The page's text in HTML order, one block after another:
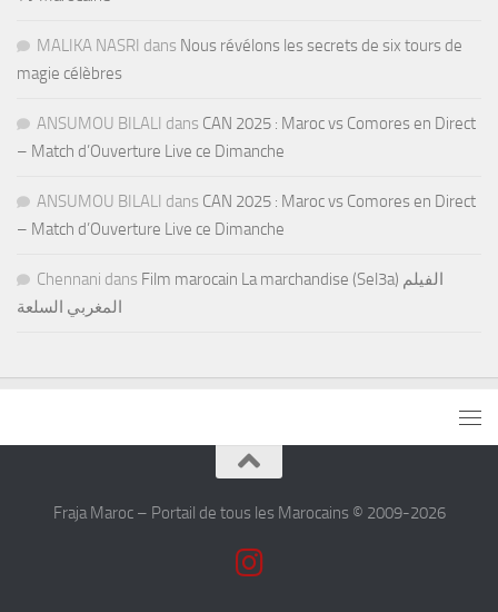
MALIKA NASRI dans Nous révélons les secrets de six tours de
magie célèbres
ANSUMOU BILALI dans CAN 2025 : Maroc vs Comores en Direct
– Match d’Ouverture Live ce Dimanche
ANSUMOU BILALI dans CAN 2025 : Maroc vs Comores en Direct
– Match d’Ouverture Live ce Dimanche
Chennani dans Film marocain La marchandise (Sel3a) الفيلم
المغربي السلعة
Fraja Maroc – Portail de tous les Marocains © 2009-2026